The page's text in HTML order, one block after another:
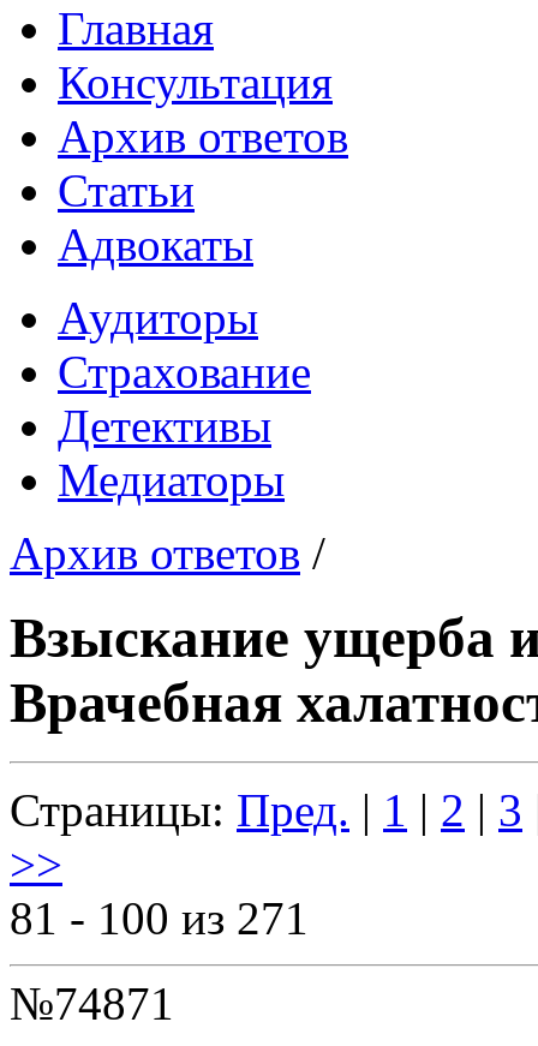
Главная
Консультация
Архив ответов
Статьи
Адвокаты
Аудиторы
Страхование
Детективы
Медиаторы
Архив ответов /
Взыскание ущерба
Врачебная
Страницы: Пред. | 1 | 2 | 3
>>
81 - 100 из 271
№74871